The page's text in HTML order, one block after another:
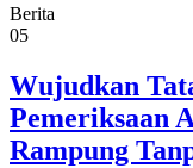
Berita
05
Wujudkan
Pemeriksaan
Rampung